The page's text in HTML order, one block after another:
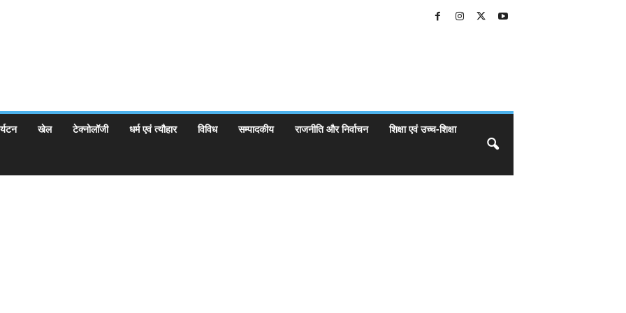
खेल टेक्नोलॉजी धर्म एवं त्यौहार विविध सम्पादकीय राजनीति और निर्वाचन शिक्षा एवं उच्च-शिक्षा